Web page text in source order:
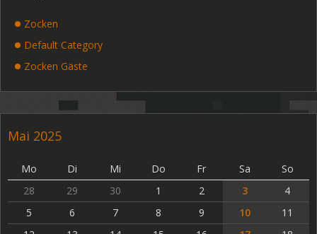
Zocken
Default Category
Zocken Gäste
Mai 2025
Mo Di Mi Do Fr Sa
So
28
29 30 1 2 3
4
5
6 7 8 9 10
11